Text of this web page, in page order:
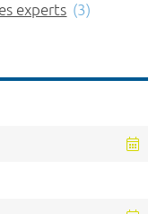
experts (3)